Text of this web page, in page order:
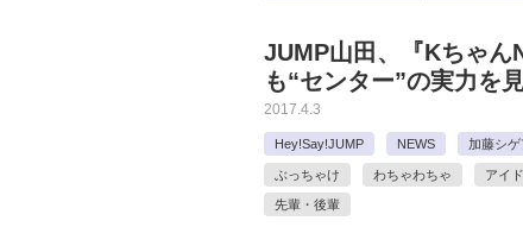
JUMP山田、『Kちゃん
も“センター”の実力を
2017.4.3
Hey!Say!JUMP NEWS 加藤シゲ
ぶっちゃけ わちゃわちゃ アイ
先輩・後輩